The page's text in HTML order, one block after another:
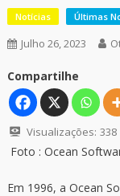
Notícias Últimas
Julho 26, 2023
Compartilhe
Visualizações: 338
Foto : Ocean
Em 1996, a Ocean